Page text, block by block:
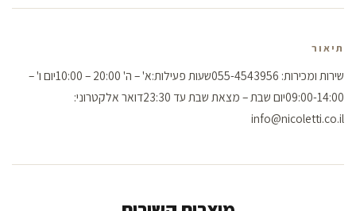
תיאור
שירות ומכירות: 055-4543956שעות פעילות:א' – ה' 20:00 – 10:00יום ו' –
09:00-14:00יום שבת – מצאת שבת עד 23:30דואר אלקטרוני:
info@nicoletti.co.il